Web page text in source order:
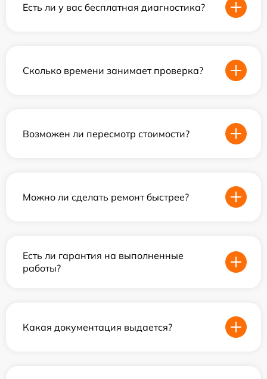
Есть ли у вас бесплатная диагностика?
Сколько времени занимает проверка?
Возможен ли пересмотр стоимости?
Можно ли сделать ремонт быстрее?
Есть ли гарантия на выполненные
работы?
Какая документация выдается?